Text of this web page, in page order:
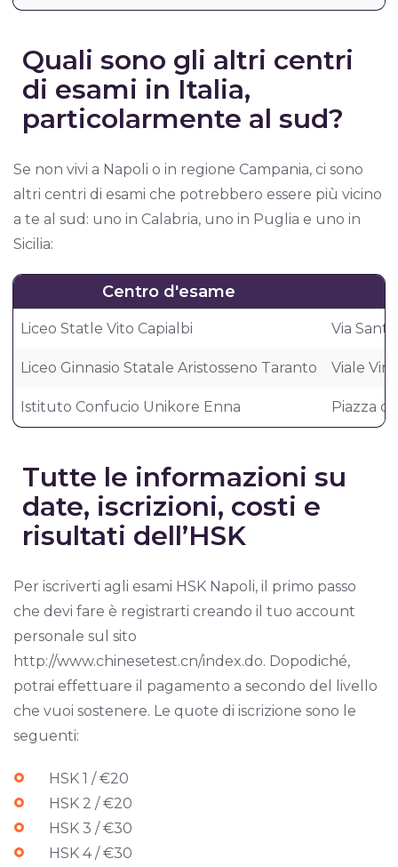
Quali sono gli altri centri
di esami in Italia,
particolarmente al sud?
Se non vivi a Napoli o in regione Campania, ci sono
altri centri di esami che potrebbero essere più vicino
a te al sud: uno in Calabria, uno in Puglia e uno in
Sicilia:
Centro d'esame
Liceo Statle Vito Capialbi Via
Liceo Ginnasio Statale Aristosseno Taranto Viale
Istituto Confucio Unikore Enna Piazza
Tutte le informazioni su
date, iscrizioni, costi e
risultati dell’HSK
Per iscriverti agli esami HSK Napoli, il primo passo
che devi fare è registrarti creando il tuo account
personale sul sito
http://www.chinesetest.cn/index.do. Dopodiché,
potrai effettuare il pagamento a secondo del livello
che vuoi sostenere. Le quote di iscrizione sono le
seguenti:
HSK 1 / €20
HSK 2 / €20
HSK 3 / €30
HSK 4 / €30